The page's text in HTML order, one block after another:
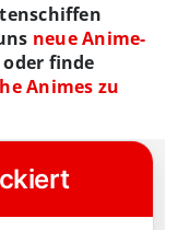
neue Anime-
oder finde
Animes zu